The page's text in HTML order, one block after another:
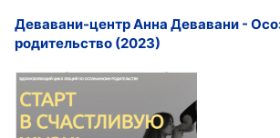
Девавани-центр Анна Девавани -
родительство (2023)